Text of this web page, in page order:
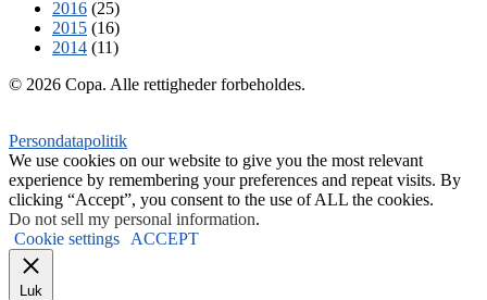
2016 (25)
2015 (16)
2014 (11)
© 2026 Copa. Alle rettigheder forbeholdes.
Persondatapolitik
We use cookies on our website to give you the most relevant
experience by remembering your preferences and repeat visits. By
clicking “Accept”, you consent to the use of ALL the cookies.
Do not sell my personal information.
Cookie settings
ACCEPT
Luk